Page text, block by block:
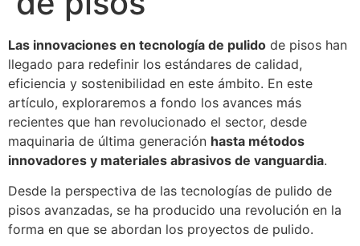
Las innovaciones en tecnología de pulido de pisos han
llegado para redefinir los estándares de calidad,
eficiencia y sostenibilidad en este ámbito. En este
artículo, exploraremos a fondo los avances más
recientes que han revolucionado el sector, desde
maquinaria de última generación hasta métodos
innovadores y materiales abrasivos de vanguardia.
Desde la perspectiva de las tecnologías de pulido de
pisos avanzadas, se ha producido una revolución en la
forma en que se abordan los proyectos de pulido.